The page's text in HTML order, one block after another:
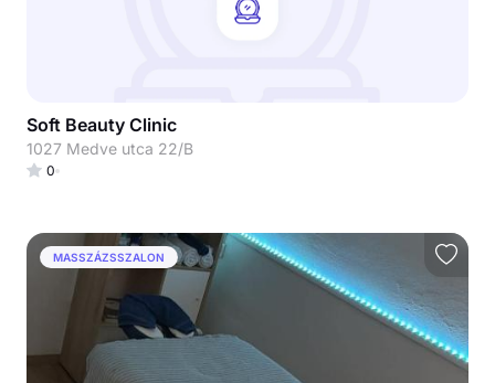
Soft Beauty Clinic
1027 Medve utca 22/B
0
MASSZÁZSSZALON